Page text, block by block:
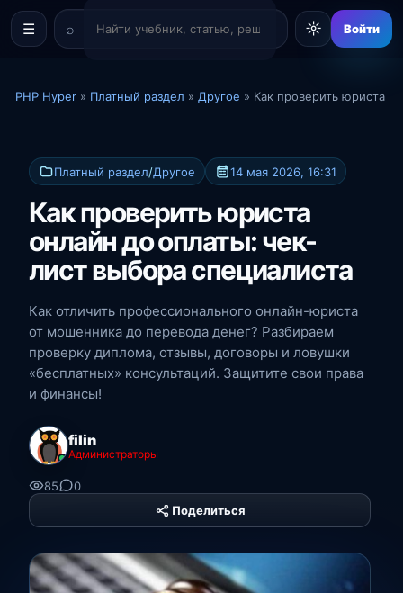
☰ ☼ Войти
PHP Hyper » Платный раздел » Другое » Как проверить юриста
Платный раздел/Другое 14 мая 2026, 16:31
Как проверить юриста
онлайн до оплаты: чек-
лист выбора специалиста
Как отличить профессионального онлайн-юриста
от мошенника до перевода денег? Разбираем
проверку диплома, отзывы, договоры и ловушки
«бесплатных» консультаций. Защитите свои права
и финансы!
filin
Администраторы
85
0
Поделиться